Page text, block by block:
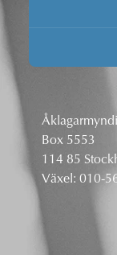
Box 5553
114 85
Växel: 010-